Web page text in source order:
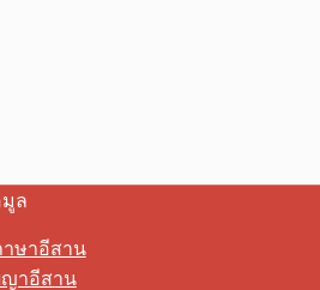
ล
ษาอีสาน
ญาอีสาน